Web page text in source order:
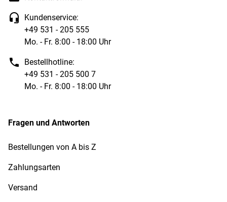
Kundenservice:
+49 531 - 205 555
Mo. - Fr. 8:00 - 18:00 Uhr
Bestellhotline:
+49 531 - 205 500 7
Mo. - Fr. 8:00 - 18:00 Uhr
Fragen und Antworten
Bestellungen von A bis Z
Zahlungsarten
Versand